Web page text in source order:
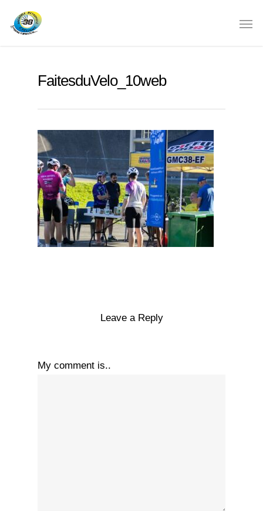
FaitesduVelo_10web
Leave a Reply
My comment is..